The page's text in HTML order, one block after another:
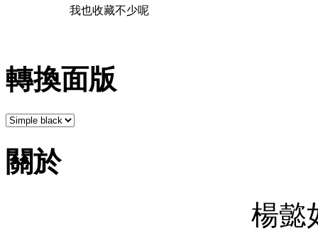
我也收藏不少呢
轉換面版
關於
楊懿